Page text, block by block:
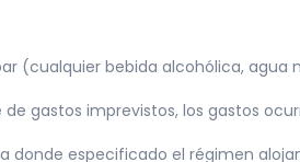
(cualquier bebida alcohólica, agua
de gastos imprevistos, los gastos
donde especificado el régimen